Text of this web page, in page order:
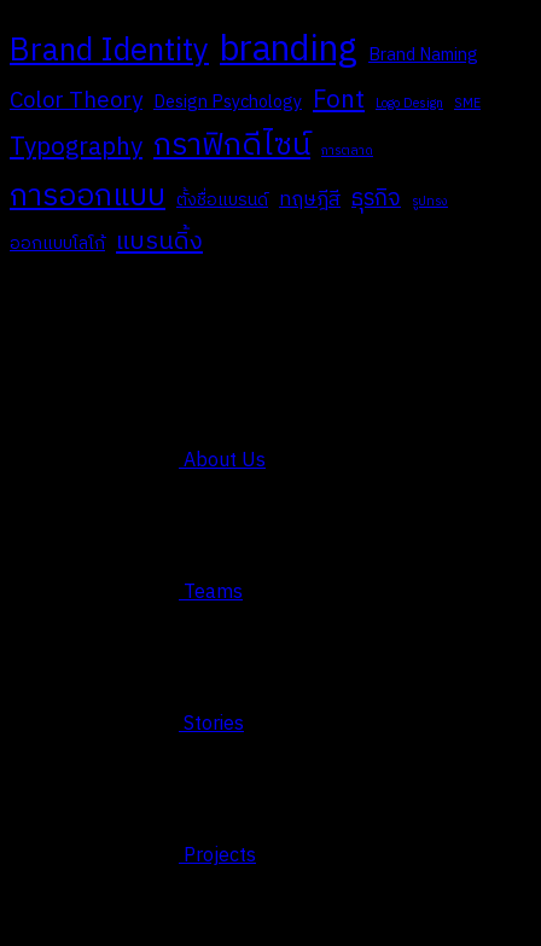
Brand Identity branding Brand Naming
Color Theory Design Psychology Font Logo Design SME
Typography กราฟิกดีไซน์ การตลาด
การออกแบบ ตั้งชื่อแบรนด์ ทฤษฎีสี ธุรกิจ รูปทรง
ออกแบบโลโก้ แบรนดิ้ง
About Us
Teams
Stories
Projects